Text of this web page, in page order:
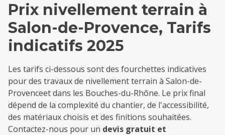
Prix nivellement terrain à
Salon-de-Provence, Tarifs
indicatifs 2025
Les tarifs ci-dessous sont des fourchettes indicatives
pour des travaux de nivellement terrain à Salon-de-
Provenceet dans les Bouches-du-Rhône. Le prix final
dépend de la complexité du chantier, de l'accessibilité,
des matériaux choisis et des finitions souhaitées.
Contactez-nous pour un devis gratuit et